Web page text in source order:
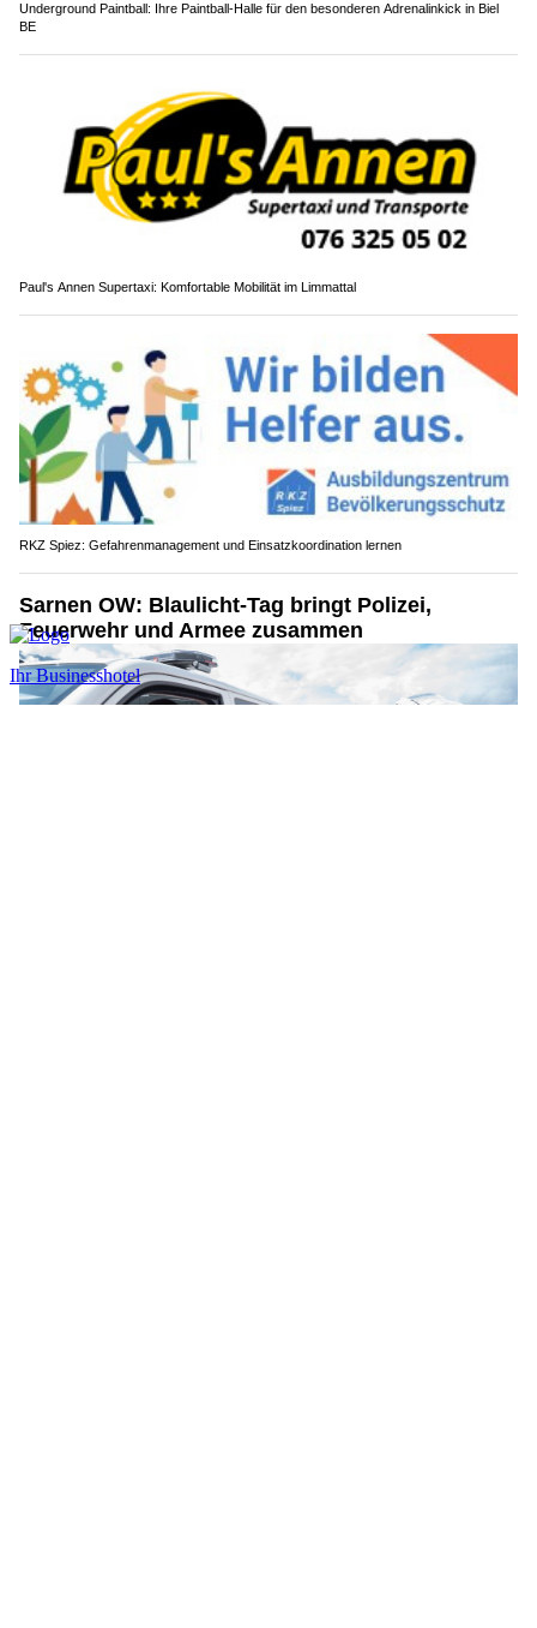
Underground Paintball: Ihre Paintball-Halle für den besonderen Adrenalinkick in Biel
BE
Paul's Annen Supertaxi: Komfortable Mobilität im Limmattal
RKZ Spiez: Gefahrenmanagement und Einsatzkoordination lernen
Sarnen OW: Blaulicht-Tag bringt Polizei,
Feuerwehr und Armee zusammen